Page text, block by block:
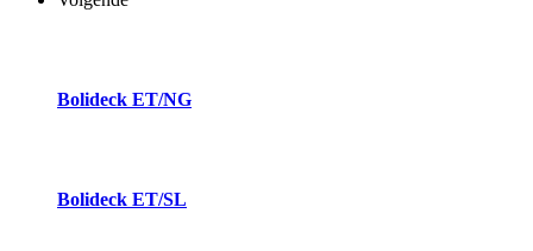
Bolideck ET/NG
Bolideck ET/SL